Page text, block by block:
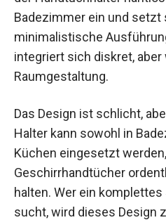
Badezimmer ein und setzt
minimalistische
integriert sich diskret,
Raumgestaltung.
Das Design ist schlicht,
Halter kann sowohl in
Küchen eingesetzt
Geschirrhandtücher
halten. Wer ein komplettes
sucht, wird dieses Design